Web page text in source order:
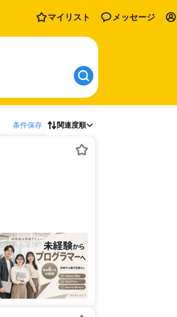
マイリスト メッセージ
条件保存 関連度順